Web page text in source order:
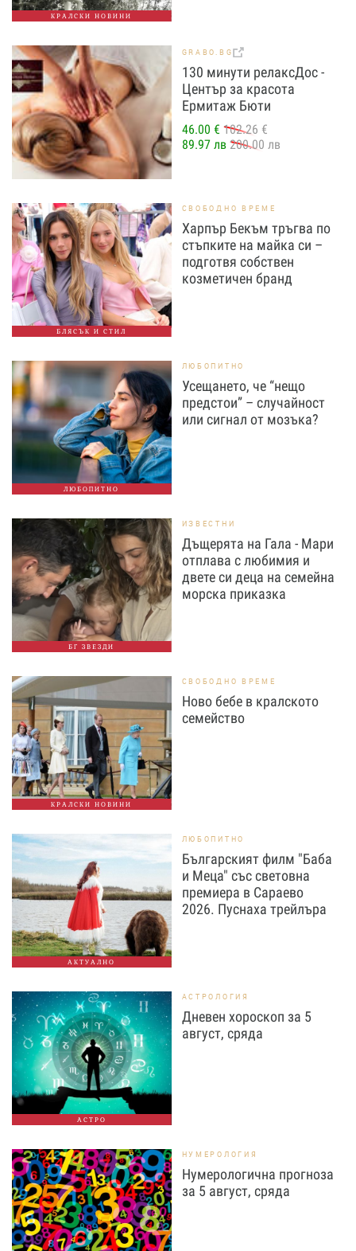
КРАЛСКИ НОВИНИ
GRABO.BG
130 минути релаксДос -
Център за красота
Ермитаж Бюти
46.00 € 102.26 €
89.97 лв 200.00 лв
БЛЯСЪК И СТИЛ
СВОБОДНО ВРЕМЕ
Харпър Бекъм тръгва по
стъпките на майка си –
подготвя собствен
козметичен бранд
ЛЮБОПИТНО
ЛЮБОПИТНО
Усещането, че “нещо
предстои” – случайност
или сигнал от мозъка?
БГ ЗВЕЗДИ
ИЗВЕСТНИ
Дъщерята на Гала - Мари
отплава с любимия и
двете си деца на семейна
морска приказка
КРАЛСКИ НОВИНИ
СВОБОДНО ВРЕМЕ
Ново бебе в кралското
семейство
АКТУАЛНО
ЛЮБОПИТНО
Българският филм "Баба
и Меца" със световна
премиера в Сараево
2026. Пуснаха трейлъра
АСТРО
АСТРОЛОГИЯ
Дневен хороскоп за 5
август, сряда
НУМЕРОЛОГИЯ
Нумерологична прогноза
за 5 август, сряда